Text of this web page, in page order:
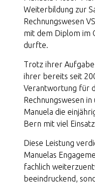
moser precision
Jobs
Weiterbildung zur
Rechnungswesen
mit dem Diplom im
durfte.
Trotz ihrer
ihrer bereits seit
Verantwortung für
Rechnungswesen
Manuela die
Bern mit viel
Diese Leistung
Manuelas
fachlich
beeindruckend,